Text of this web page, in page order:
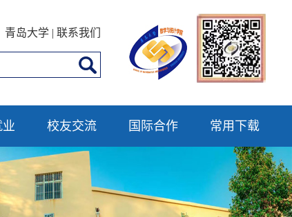
青岛大学 | 联系我们
校友交流 国际合作 常用下载